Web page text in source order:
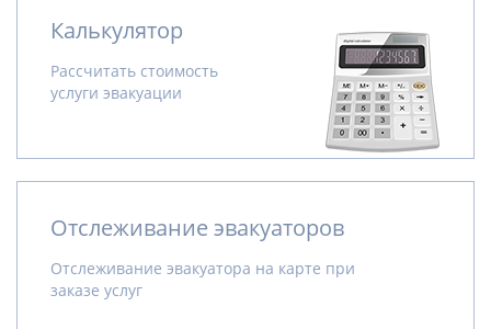
Калькулятор
Рассчитать стоимость
услуги эвакуации
Отслеживание эвакуаторов
Отслеживание эвакуатора на карте при
заказе услуг